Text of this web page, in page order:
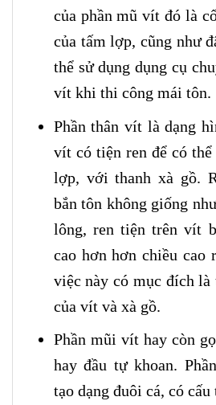
của phần mũ vít đó là
của tấm lợp, cũng như
thể sử dụng dụng cụ
vít khi thi công mái tôn.
Phần thân vít là dạng
vít có tiện ren để có
lợp, với thanh xà gồ.
bắn tôn không giống
lông, ren tiện trên vít
cao hơn hơn chiều cao
việc này có mục đích
của vít và xà gồ.
Phần mũi vít hay còn
hay đầu tự khoan.
tạo dạng đuôi cá, có